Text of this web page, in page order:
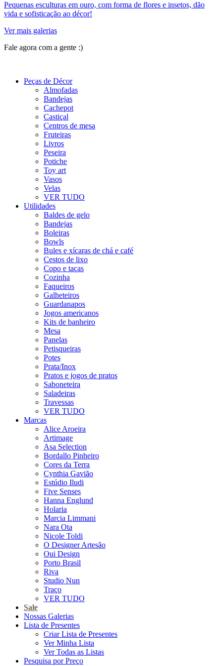
Pequenas esculturas em ouro, com forma de flores e insetos, dão
vida e sofisticação ao décor!
Ver mais galerias
Fale agora com a gente :)
Peças de Décor
Almofadas
Bandejas
Cachepot
Castiçal
Centros de mesa
Fruteiras
Livros
Peseira
Potiche
Toy art
Vasos
Velas
VER TUDO
Utilidades
Baldes de gelo
Bandejas
Boleiras
Bowls
Bules e xícaras de chá e café
Cestos de lixo
Copo e taças
Cozinha
Faqueiros
Galheteiros
Guardanapos
Jogos americanos
Kits de banheiro
Mesa
Panelas
Petisqueiras
Potes
Prata/Inox
Pratos e jogos de pratos
Saboneteira
Saladeiras
Travessas
VER TUDO
Marcas
Alice Aroeira
Artimage
Asa Selection
Bordallo Pinheiro
Cores da Terra
Cynthia Gavião
Estúdio Iludi
Five Senses
Hanna Englund
Holaria
Marcia Limmani
Nara Ota
Nicole Toldi
O Designer Artesão
Oui Design
Porto Brasil
Riva
Studio Nun
Traço
VER TUDO
Sale
Nossas Galerias
Lista de Presentes
Criar Lista de Presentes
Ver Minha Lista
Ver Todas as Listas
Pesquisa por Preço